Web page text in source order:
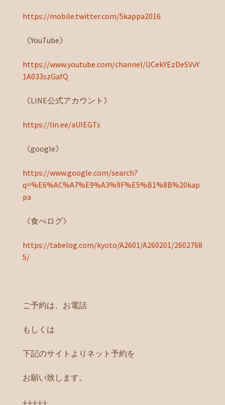
https://mobile.twitter.com/5kappa2016
《YouTube》
https://www.youtube.com/channel/UCekYEzDeSVvY
1A033szGafQ
《LINE公式アカウント》
https://lin.ee/aUIEGTs
《google》
https://www.google.com/search?
q=%E6%AC%A7%E9%A3%9F%E5%B1%8B%20kap
pa
《食べログ》
https://tabelog.com/kyoto/A2601/A260201/2602768
5/
ご予約は、お電話
もしくは
下記のサイトよりネット予約を
お願い致します。
↓↓↓↓↓